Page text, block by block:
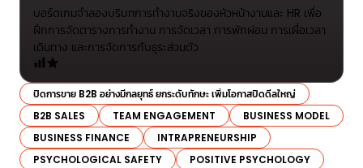
บอร์ดเกมจำลองบริบทการทำงานจริงของหัวหน้างานและ HR เพื่อ
ฝึกการจัดตารางการทํางาน การจัดเวลา การพักผ่อน การเผื่อเวลา
เดินทาง และการจัดการกับธุระส่วนตัว
ปิดการขาย B2B อย่างมีกลยุทธ์ ยกระดับทักษะ เพิ่มโอกาสปิดดีลใหญ่
B2B SALES
TEAM ENGAGEMENT
BUSINESS MODEL
BUSINESS FINANCE
INTRAPRENEURSHIP
PSYCHOLOGICAL SAFETY
POSITIVE PSYCHOLOGY